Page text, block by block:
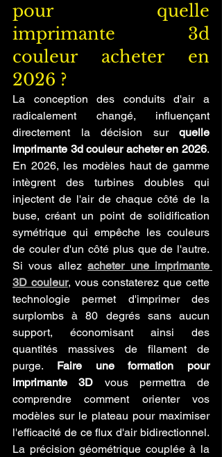
pour quelle
imprimante 3d
couleur acheter en
2026 ?
La conception des conduits d'air a
radicalement changé, influençant
directement la décision sur quelle
imprimante 3d couleur acheter en 2026.
En 2026, les modèles haut de gamme
intègrent des turbines doubles qui
injectent de l'air de chaque côté de la
buse, créant un point de solidification
symétrique qui empêche les couleurs
de couler d'un côté plus que de l'autre.
Si vous allez acheter une imprimante
3D couleur, vous constaterez que cette
technologie permet d'imprimer des
surplombs à 80 degrés sans aucun
support, économisant ainsi des
quantités massives de filament de
purge. Faire une formation pour
imprimante 3D vous permettra de
comprendre comment orienter vos
modèles sur le plateau pour maximiser
l'efficacité de ce flux d'air bidirectionnel.
La précision géométrique couplée à la